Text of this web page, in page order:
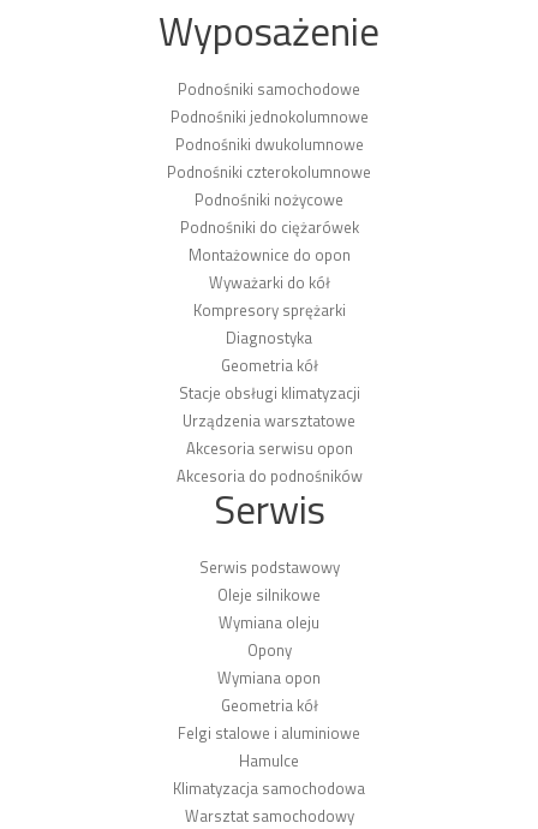
Wyposażenie
Podnośniki samochodowe
Podnośniki jednokolumnowe
Podnośniki dwukolumnowe
Podnośniki czterokolumnowe
Podnośniki nożycowe
Podnośniki do ciężarówek
Montażownice do opon
Wyważarki do kół
Kompresory sprężarki
Diagnostyka
Geometria kół
Stacje obsługi klimatyzacji
Urządzenia warsztatowe
Akcesoria serwisu opon
Akcesoria do podnośników
Serwis
Serwis podstawowy
Oleje silnikowe
Wymiana oleju
Opony
Wymiana opon
Geometria kół
Felgi stalowe i aluminiowe
Hamulce
Klimatyzacja samochodowa
Warsztat samochodowy